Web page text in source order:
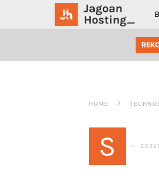
SEARCH FOR:
HOME
S